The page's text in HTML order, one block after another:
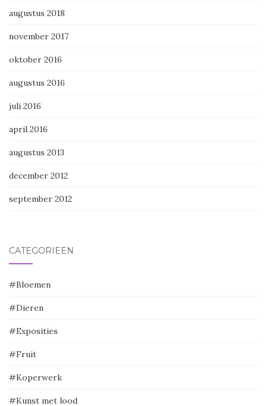
augustus 2018
november 2017
oktober 2016
augustus 2016
juli 2016
april 2016
augustus 2013
december 2012
september 2012
CATEGORIEËN
#Bloemen
#Dieren
#Exposities
#Fruit
#Koperwerk
#Kunst met lood